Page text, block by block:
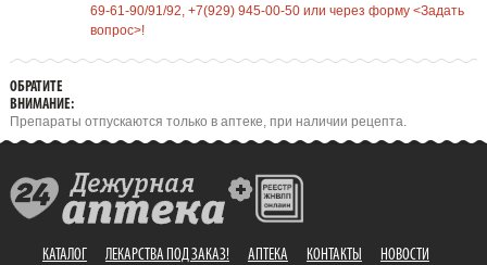
69-61-90/91/92, +7(929) 945-00-50 или через форму <Задать
вопрос>!
ОБРАТИТЕ
ВНИМАНИЕ:
Препараты отпускаются только в аптеке, при наличии рецепта.
КАТАЛОГ ЛЕКАРСТВА ПОД ЗАКАЗ! АПТЕКА КОНТАКТЫ НОВОСТИ